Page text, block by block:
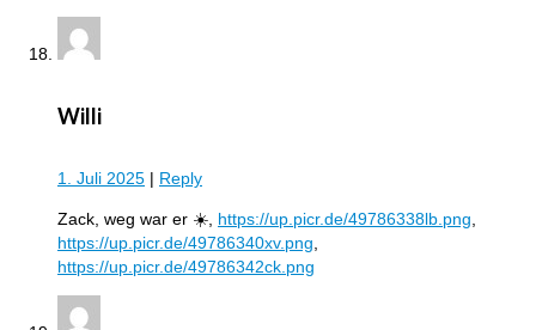
Willi
1. Juli 2025 | Reply
Zack, weg war er ☀️, https://up.picr.de/49786338lb.png
https://up.picr.de/49786340xv.png
https://up.picr.de/49786342ck.png